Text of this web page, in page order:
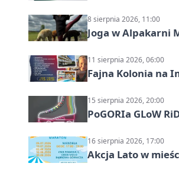
8 sierpnia 2026, 11:00
Joga w Alpakarni
11 sierpnia 2026, 06:00
Fajna Kolonia na
15 sierpnia 2026, 20:00
PoGORIa GLoW
16 sierpnia 2026, 17:00
Akcja Lato w